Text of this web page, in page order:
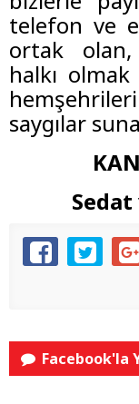
telefon ve
ortak
halkı
saygılar
Facebook'la